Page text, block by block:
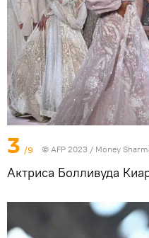
3 /9 © AFP 2023 / Money
Актриса Болливуда